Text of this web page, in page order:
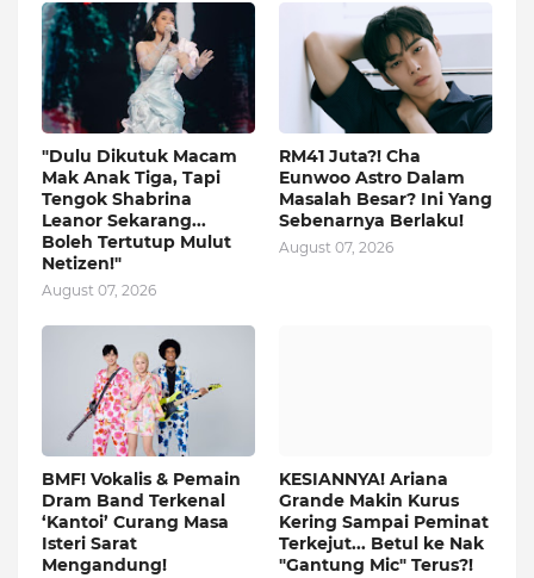
"Dulu Dikutuk Macam
Mak Anak Tiga, Tapi
Tengok Shabrina
Leanor Sekarang...
Boleh Tertutup Mulut
Netizen!"
August 07, 2026
RM41 Juta?! Cha
Eunwoo Astro Dalam
Masalah Besar? Ini Yang
Sebenarnya Berlaku!
August 07, 2026
BMF! Vokalis & Pemain
Dram Band Terkenal
‘Kantoi’ Curang Masa
Isteri Sarat
Mengandung!
KESIANNYA! Ariana
Grande Makin Kurus
Kering Sampai Peminat
Terkejut... Betul ke Nak
"Gantung Mic" Terus?!